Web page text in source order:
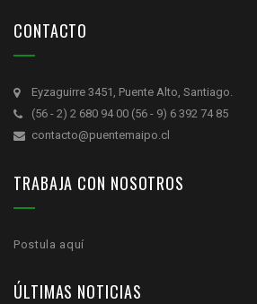
CONTACTO
Eyzaguirre 3451, Puente Alto, Santiago.
(56 - 2) 2 680 94 00 (56 - 9) 6 392 74 85
contacto@puentemaipo.cl
TRABAJA CON NOSOTROS
Postula aquí
ÚLTIMAS NOTICIAS